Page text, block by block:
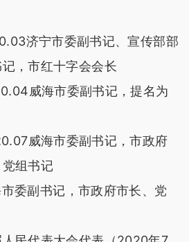
济宁市委副书记、宣传部部
，市红十字会会长
威海市委副书记，提名为
威海市委副书记，市政府
组书记
副书记，市政府市长、党